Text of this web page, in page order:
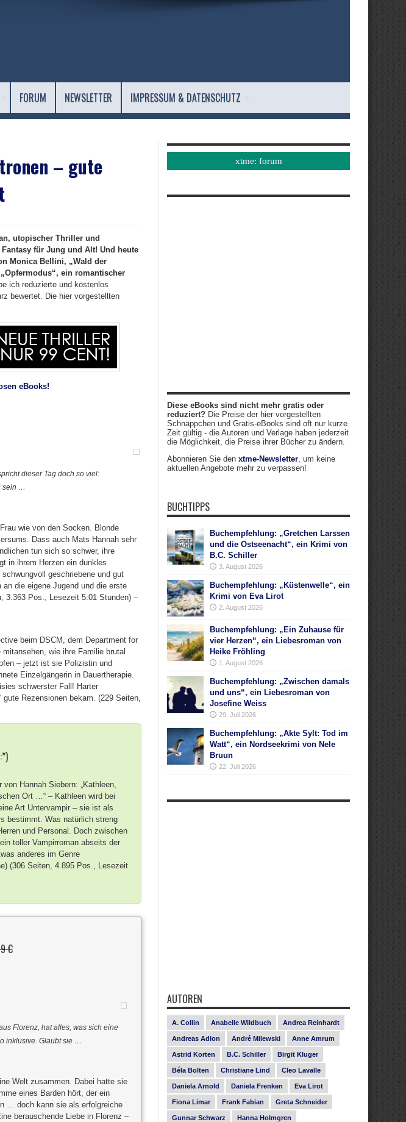
FORUM NEWSLETTER IMPRESSUM & DATENSCHUTZ
– gute
utopischer Thriller und
für Jung und Alt! Und heute
Monica Bellini, „Wald der
ein romantischer
ich reduzierte und kostenlos
bewertet. Die hier vorgestellten
eBooks!
dieser Tag doch so viel:
sein …
wie von den Socken. Blonde
Dass auch Mats Hannah sehr
tun sich so schwer, ihre
in ihrem Herzen ein dunkles
geschriebene und gut
die eigene Jugend und die erste
3.363 Pos., Lesezeit 5:01 Stunden) –
beim DSCM, dem Department for
wie ihre Familie brutal
– jetzt ist sie Polizistin und
Einzelgängerin in Dauertherapie.
schwerster Fall! Harter
gute Rezensionen bekam. (229 Seiten,
von Hannah Siebern: „Kathleen,
Ort …“ – Kathleen wird bei
Art Untervampir – sie ist als
bestimmt. Was natürlich streng
und Personal. Doch zwischen
toller Vampirroman abseits der
anderes im Genre
(306 Seiten, 4.895 Pos., Lesezeit
€
Florenz, hat alles, was sich eine
inklusive. Glaubt sie …
Welt zusammen. Dabei hatte sie
eines Barden hört, der ein
… doch kann sie als erfolgreiche
berauschende Liebe in Florenz –
xtme: forum
Diese eBooks sind nicht mehr gratis oder
reduziert? Die Preise der hier vorgestellten
Schnäppchen und Gratis-eBooks sind oft nur kurze
Zeit gültig - die Autoren und Verlage haben jederzeit
die Möglichkeit, die Preise ihrer Bücher zu ändern.
Abonnieren Sie den xtme-Newsletter, um keine
aktuellen Angebote mehr zu verpassen!
BUCHTIPPS
Buchempfehlung: „Gretchen Larssen
und die Ostseenacht“, ein Krimi von
B.C. Schiller
3. August 2026
Buchempfehlung: „Küstenwelle“, ein
Krimi von Eva Lirot
2. August 2026
Buchempfehlung: „Ein Zuhause für
vier Herzen“, ein Liebesroman von
Heike Fröhling
1. August 2026
Buchempfehlung: „Zwischen damals
und uns“, ein Liebesroman von
Josefine Weiss
29. Juli 2026
Buchempfehlung: „Akte Sylt: Tod im
Watt“, ein Nordseekrimi von Nele
Bruun
22. Juli 2026
AUTOREN
A. Collin Anabelle Wildbuch Andrea Reinhardt
Andreas Adlon André Milewski Anne Amrum
Astrid Korten B.C. Schiller Birgit Kluger
Béla Bolten Christiane Lind Cleo Lavalle
Daniela Arnold Daniela Frenken Eva Lirot
Fiona Limar Frank Fabian Greta Schneider
Gunnar Schwarz Hanna Holmgren